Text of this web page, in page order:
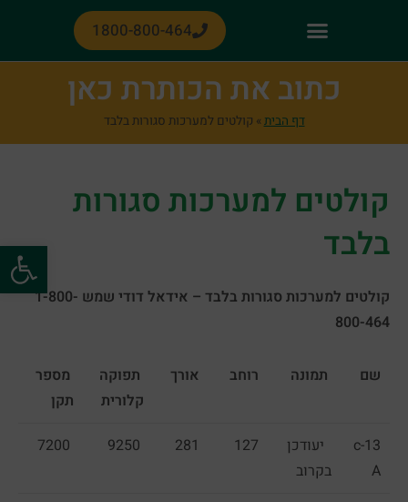
פתח סרגל נגישות
1800-800-464
כתוב את הכותרת כאן
דף הבית» קולטים למערכות סגורות בלבד
קולטים למערכות סגורות
בלבד
קולטים למערכות סגורות בלבד – אידאל דודי שמש 1-800-
800-464
שם תמונה רוחב אורך
תפוקה
קלורית
מספר
תקן
c-13
A
יעודכן
בקרוב